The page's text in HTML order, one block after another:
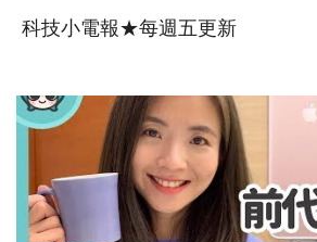
科技小電報★每週五更新